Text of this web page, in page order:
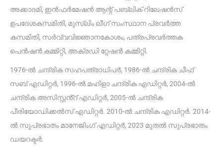
അക്കാദമി, ഇൻഫർമേഷൻ ആന്റ് പബ്ലിക് റിലേഷൻസ്
ഉപദേശകസമിതി, മുസ്‌ലിം ലീഗ് സംസ്ഥാന പ്രവർത്ത
കസമിതി, സർവ്വവിജ്ഞാനകോശം, പത്രപ്രവർത്തക
പെൻഷൻ കമ്മിറ്റി, അക്രഡി റ്റേഷൻ കമ്മിറ്റി.
1976-ൽ ചന്ദ്രിക സഹപത്രാധിപർ, 1986-ൽ ചന്ദ്രിക ചീഫ്
സബ് എഡിറ്റർ, 1996-ൽ മഹിളാ ചന്ദ്രിക എഡിറ്റർ, 2004-ൽ
ചന്ദ്രിക അസിസ്റ്റൻ്റ് എഡിറ്റർ, 2005-ൽ ചന്ദ്രിക
പീരിയോഡിക്കൽസ് എഡിറ്റർ. 2010-ൽ ചന്ദ്രിക എഡിറ്റർ. 2014-
ൽ സുപ്രഭാതം മാനേജിംഗ് എഡിറ്റർ, 2023 മുതൽ സുപ്രഭാതം
ഡയറക്ടർ.